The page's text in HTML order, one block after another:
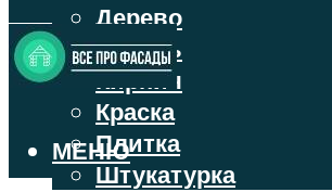
Дерево
Камень
Кирпич
Краска
Плитка
Штукатурка
МЕНЮ